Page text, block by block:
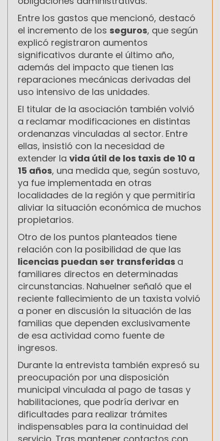
Entre los gastos que mencionó, destacó
el incremento de los seguros, que según
explicó registraron aumentos
significativos durante el último año,
además del impacto que tienen las
reparaciones mecánicas derivadas del
uso intensivo de las unidades.
El titular de la asociación también volvió
a reclamar modificaciones en distintas
ordenanzas vinculadas al sector. Entre
ellas, insistió con la necesidad de
extender la vida útil de los taxis de 10 a
15 años, una medida que, según sostuvo,
ya fue implementada en otras
localidades de la región y que permitiría
aliviar la situación económica de muchos
propietarios.
Otro de los puntos planteados tiene
relación con la posibilidad de que las
licencias puedan ser transferidas a
familiares directos en determinadas
circunstancias. Nahuelner señaló que el
reciente fallecimiento de un taxista volvió
a poner en discusión la situación de las
familias que dependen exclusivamente
de esa actividad como fuente de
ingresos.
Durante la entrevista también expresó su
preocupación por una disposición
municipal vinculada al pago de tasas y
habilitaciones, que podría derivar en
dificultades para realizar trámites
indispensables para la continuidad del